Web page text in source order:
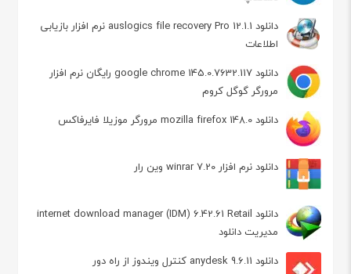
دانلود auslogics file recovery Pro 12.1.1 نرم افزار بازیابی
اطلاعات
دانلود google chrome 145.0.7632.117 رایگان نرم افزار
مرورگر گوگل کروم
دانلود mozilla firefox 148.0 مرورگر موزیلا فایرفاکس
دانلود نرم افزار winrar 7.20 وین رار
دانلود internet download manager (IDM) 6.42.61 Retail
مدیریت دانلود
دانلود anydesk 9.6.11 کنترل ویندوز از راه دور